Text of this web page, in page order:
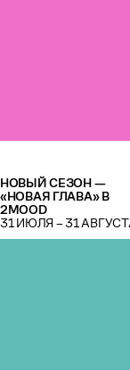
НОВЫЙ СЕЗОН —
«НОВАЯ ГЛАВА» В
2MOOD
31 ИЮЛЯ – 31